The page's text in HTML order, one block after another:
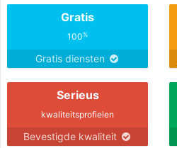
Gratis
100%
Gratis diensten
Serieus
kwaliteitsprofielen
Bevestigde kwaliteit